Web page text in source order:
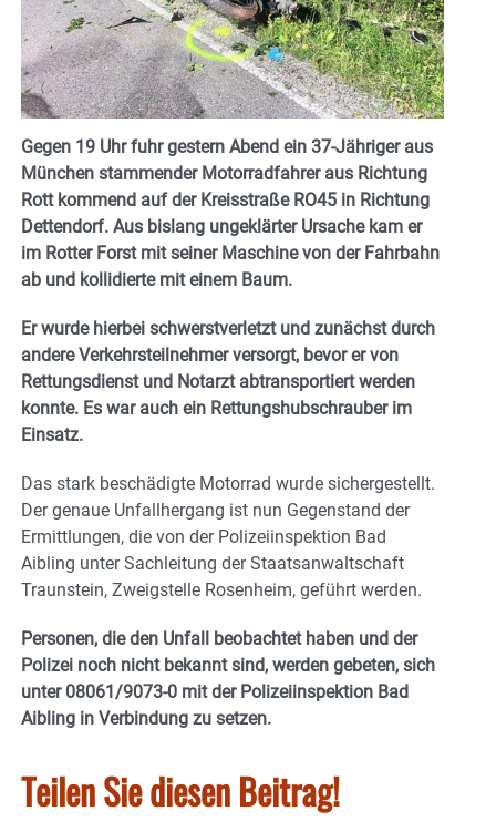
Gegen 19 Uhr fuhr gestern Abend ein 37-Jähriger aus
München stammender Motorradfahrer aus Richtung
Rott kommend auf der Kreisstraße RO45 in Richtung
Dettendorf. Aus bislang ungeklärter Ursache kam er
im Rotter Forst mit seiner Maschine von der Fahrbahn
ab und kollidierte mit einem Baum.
Er wurde hierbei schwerstverletzt und zunächst durch
andere Verkehrsteilnehmer versorgt, bevor er von
Rettungsdienst und Notarzt abtransportiert werden
konnte. Es war auch ein Rettungshubschrauber im
Einsatz.
Das stark beschädigte Motorrad wurde sichergestellt.
Der genaue Unfallhergang ist nun Gegenstand der
Ermittlungen, die von der Polizeiinspektion Bad
Aibling unter Sachleitung der Staatsanwaltschaft
Traunstein, Zweigstelle Rosenheim, geführt werden.
Personen, die den Unfall beobachtet haben und der
Polizei noch nicht bekannt sind, werden gebeten, sich
unter 08061/9073-0 mit der Polizeiinspektion Bad
Aibling in Verbindung zu setzen.
Teilen Sie diesen Beitrag!